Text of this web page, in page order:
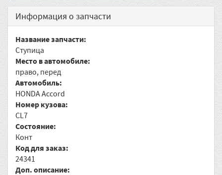
Информация о запчасти
Название запчасти:
Ступица
Место в автомобиле:
право, перед
Автомобиль:
HONDA Accord
Номер кузова:
CL7
Состояние:
Конт
Код для заказ:
24341
Доп. описание: